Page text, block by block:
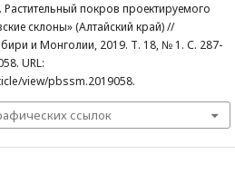
покров проектируемого
склоны» (Алтайский край) //
и Монголии, 2019. Т. 18, № 1. С. 287-
URL:
view/pbssm.2019058.
ссылок